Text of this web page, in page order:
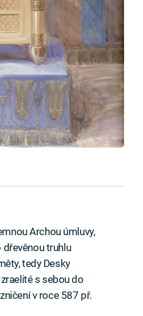
Archou úmluvy,
dřevěnou truhlu
tedy Desky
s sebou do
v roce 587 př.